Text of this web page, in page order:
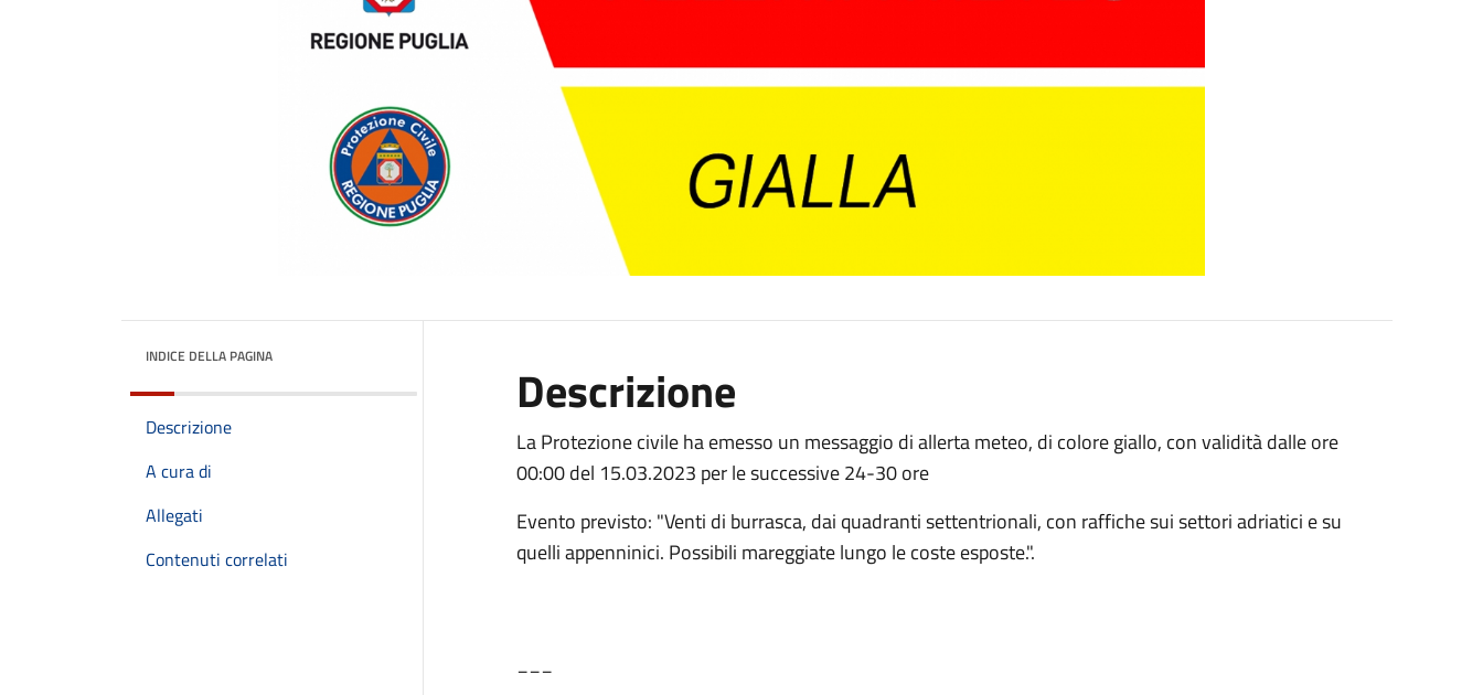
INDICE DELLA PAGINA
Descrizione
A cura di
Allegati
Contenuti correlati
Descrizione
La Protezione civile ha emesso un messaggio di allerta meteo, di colore giallo, con validità dalle ore
00:00 del 15.03.2023 per le successive 24-30 ore
Evento previsto: "Venti di burrasca, dai quadranti settentrionali, con raffiche sui settori adriatici e su
quelli appenninici. Possibili mareggiate lungo le coste esposte.".